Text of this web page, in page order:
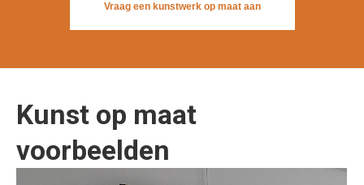
Vraag een kunstwerk op maat aan
Kunst op maat
voorbeelden